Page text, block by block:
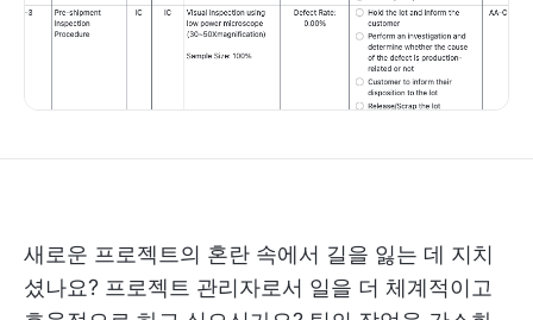
새로운 프로젝트의 혼란 속에서 길을 잃는 데 지치
셨나요? 프로젝트 관리자로서 일을 더 체계적이고